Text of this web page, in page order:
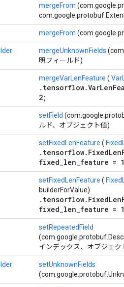
mergeFrom
mergeFrom
mergeUnknownFields
明フィールド)
mergeVarLenFeature (
2;
setField
ルド、オブジェクト値)
setFixedLenFeature (
fixed_len_feature =
setFixedLenFeature (
builderForValue)
fixed_len_feature =
setRepeatedField
インデックス、オブジェク
setUnknownFields